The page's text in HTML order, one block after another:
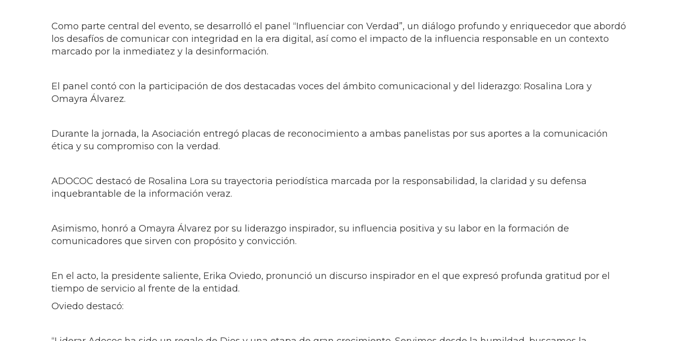
Como parte central del evento, se desarrolló el panel “Influenciar con Verdad”, un diálogo profundo y enriquecedor que abordó
los desafíos de comunicar con integridad en la era digital, así como el impacto de la influencia responsable en un contexto
marcado por la inmediatez y la desinformación.
El panel contó con la participación de dos destacadas voces del ámbito comunicacional y del liderazgo: Rosalina Lora y
Omayra Álvarez.
Durante la jornada, la Asociación entregó placas de reconocimiento a ambas panelistas por sus aportes a la comunicación
ética y su compromiso con la verdad.
ADOCOC destacó de Rosalina Lora su trayectoria periodística marcada por la responsabilidad, la claridad y su defensa
inquebrantable de la información veraz.
Asimismo, honró a Omayra Álvarez por su liderazgo inspirador, su influencia positiva y su labor en la formación de
comunicadores que sirven con propósito y convicción.
En el acto, la presidente saliente, Erika Oviedo, pronunció un discurso inspirador en el que expresó profunda gratitud por el
tiempo de servicio al frente de la entidad.
Oviedo destacó: